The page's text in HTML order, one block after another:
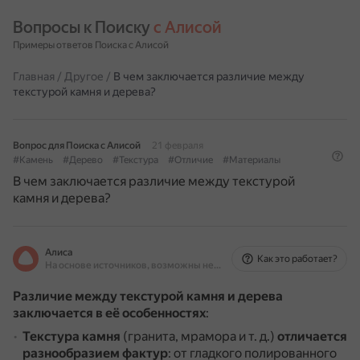
Вопросы к Поиску с Алисой
Примеры ответов Поиска с Алисой
Главная / Другое / В чем заключается различие между
текстурой камня и дерева?
Вопрос для Поиска с Алисой
21 февраля
#Камень
#Дерево #Текстура #Отличие #Материалы
В чем заключается различие между текстурой
камня и дерева?
Алиса
На основе источников, возможны неточности
Как это работает?
Различие между текстурой камня и дерева
заключается в её особенностях:
Текстура камня (гранита, мрамора и т. д.) отличается
разнообразием фактур: от гладкого полированного